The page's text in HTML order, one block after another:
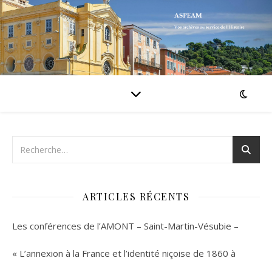
ARTICLES RÉCENTS
Les conférences de l’AMONT – Saint-Martin-Vésubie –
« L’annexion à la France et l’identité niçoise de 1860 à